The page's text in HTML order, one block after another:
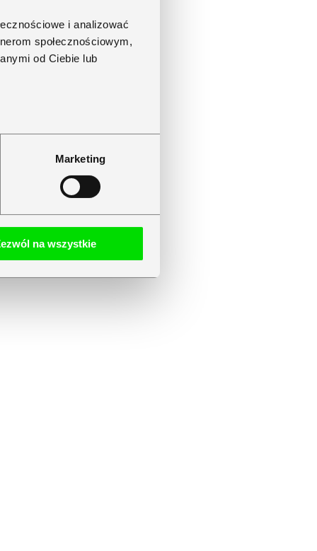
i analizować
społecznościowym,
od Ciebie lub
Marketing
na wszystkie